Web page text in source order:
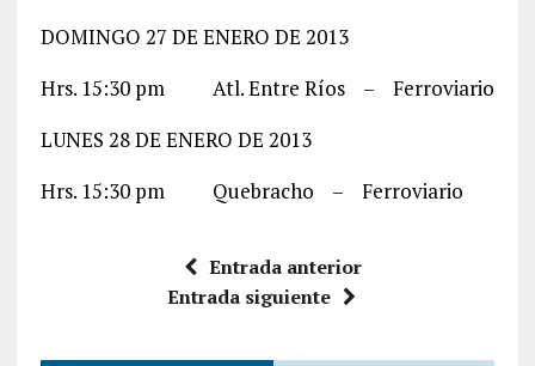
DOMINGO 27 DE ENERO DE 2013
Hrs. 15:30 pm Atl. Entre Ríos – Ferroviario
LUNES 28 DE ENERO DE 2013
Hrs. 15:30 pm Quebracho – Ferroviario
Entrada anterior
Entrada siguiente